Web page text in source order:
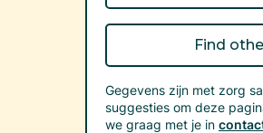
Find
Gegevens zijn met zorg
suggesties om deze
we graag met je in